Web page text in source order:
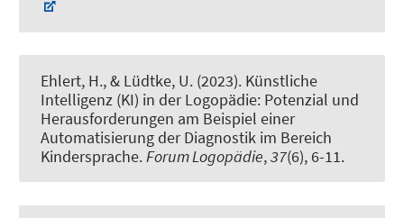
Ehlert, H., & Lüdtke, U. (2023). Künstliche
Intelligenz (KI) in der Logopädie: Potenzial und
Herausforderungen am Beispiel einer
Automatisierung der Diagnostik im Bereich
Kindersprache.Forum Logopädie,37(6), 6-11.